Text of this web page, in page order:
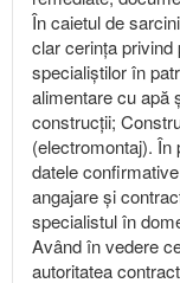
În caietul de
clar cerința privind
specialiștilor în
alimentare cu apă
construcții;
(electromontaj). În
datele
angajare și
specialistul în
Având în vedere
autoritatea